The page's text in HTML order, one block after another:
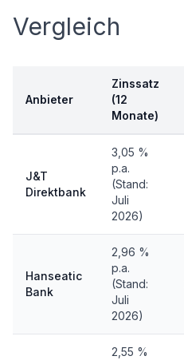
Vergleich
Anbieter
Zinssatz
(12
Monate)
J&T
Direktbank
3,05 %
p.a.
(Stand:
Juli
2026)
Hanseatic
Bank
2,96 %
p.a.
(Stand:
Juli
2026)
2,55 %